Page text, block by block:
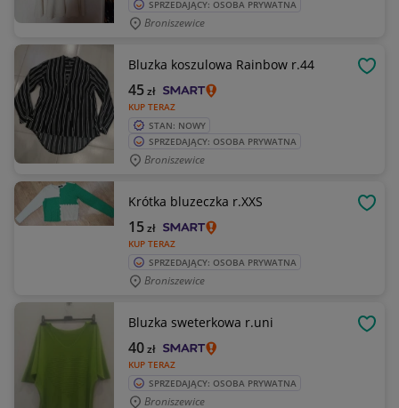
SPRZEDAJĄCY: OSOBA PRYWATNA
Broniszewice
Bluzka koszulowa Rainbow r.44
KUP TERAZ
45zł
STAN: NOWY
SPRZEDAJĄCY: OSOBA PRYWATNA
Broniszewice
Krótka bluzeczka r.XXS
KUP TERAZ
15zł
SPRZEDAJĄCY: OSOBA PRYWATNA
Broniszewice
Bluzka sweterkowa r.uni
KUP TERAZ
40zł
SPRZEDAJĄCY: OSOBA PRYWATNA
Broniszewice